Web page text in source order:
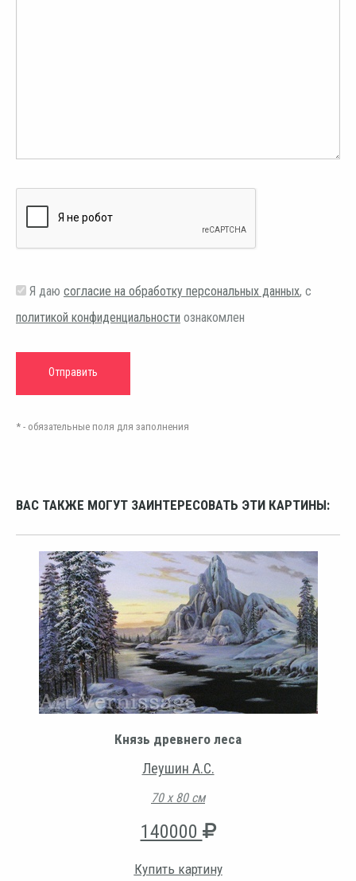
Я даю согласие на обработку персональных данных, с
политикой конфиденциальности ознакомлен
* - обязательные поля для заполнения
ВАС ТАКЖЕ МОГУТ ЗАИНТЕРЕСОВАТЬ ЭТИ КАРТИНЫ:
Князь древнего леса
Леушин А.С.
70 х 80 см
140000
Купить картину